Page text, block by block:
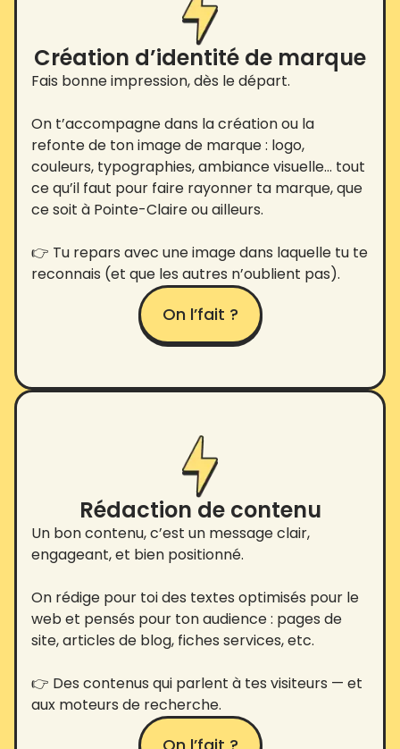
Création d’identité de marque
Fais bonne impression, dès le départ.
On t’accompagne dans la création ou la
refonte de ton image de marque : logo,
couleurs, typographies, ambiance visuelle… tout
ce qu’il faut pour faire rayonner ta marque, que
ce soit à Pointe-Claire ou ailleurs.
👉 Tu repars avec une image dans laquelle tu te
reconnais (et que les autres n’oublient pas).
On l’fait ?
Rédaction de contenu
Un bon contenu, c’est un message clair,
engageant, et bien positionné.
On rédige pour toi des textes optimisés pour le
web et pensés pour ton audience : pages de
site, articles de blog, fiches services, etc.
👉 Des contenus qui parlent à tes visiteurs — et
aux moteurs de recherche.